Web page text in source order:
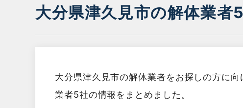
大分県津久見市の解体業者
大分県津久見市の解体業者をお探しの方に
業者5社の情報をまとめました。